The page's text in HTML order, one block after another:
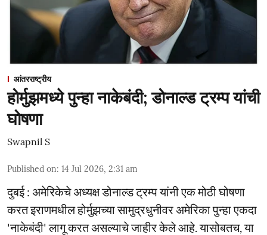
आंतरराष्ट्रीय
होर्मुझमध्ये पुन्हा नाकेबंदी; डोनाल्ड ट्रम्प यांची
घोषणा
Swapnil S
Published on: 14 Jul 2026, 2:31 am
दुबई : अमेरिकेचे अध्यक्ष डोनाल्ड ट्रम्प यांनी एक मोठी घोषणा
करत इराणमधील होर्मुझच्या सामुद्रधुनीवर अमेरिका पुन्हा एकदा
'नाकेबंदी' लागू करत असल्याचे जाहीर केले आहे. यासोबतच, या